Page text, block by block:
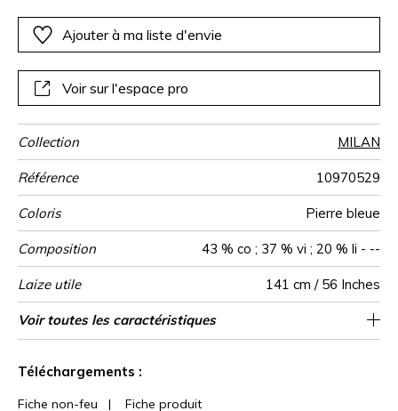
d’armure lui confère une belle profondeur et révèle un
motif intemporel d’une rare élégance. Cette étoffe
quartier de Milan.
Ajouter à ma liste d'envie
Voir sur l'espace pro
Collection MILAN
Référence 10970529
Coloris Pierre bleue
Composition 43 % co ; 37 % vi ; 20 % li - --
Laize utile 141 cm / 56 Inches
Raccord Raccord droit
Test
Martindale
50000
Usage
martindale
Siège à usage intensif : >40,000 cycles
(Martindale) et/ou >30,000 doubles rubs
Wyzenbeek 100000
Poids g/m² 636
Performance
Accoustique
aw - 0.15
Usage
Entretien
Pays d'origine Italie
Rapport
Vertical
4 cm / 2 Inches
Caractéristiques
Outdoor
Voir toutes les caractéristiques
Téléchargements :
Fiche non-feu | Fiche produit